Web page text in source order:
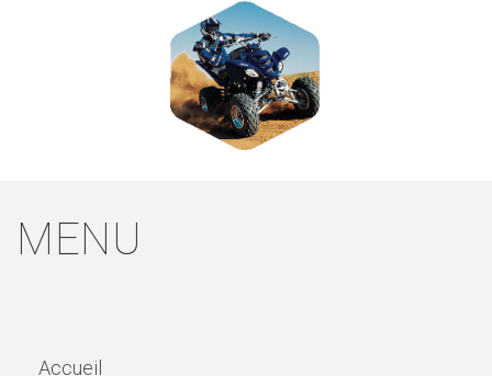
MENU
Accueil